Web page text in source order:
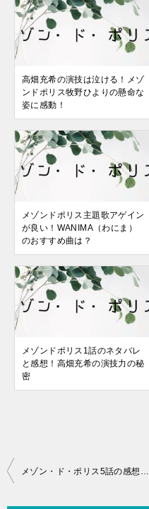
高畑充希の演技は泣ける！メゾ
ンドポリス牧野ひよりの懸命な
姿に感動！
メゾンドポリス主題歌アゲイン
が良い！WANIMA（わにま）
のおすすめ曲は？
メゾンドポリス1話のネタバレ
と感想！高畑充希の演技力の秘
密
投
メゾン・ド・ポリス5話の感想ネタバレ！アンフェア「雪平かよ！」